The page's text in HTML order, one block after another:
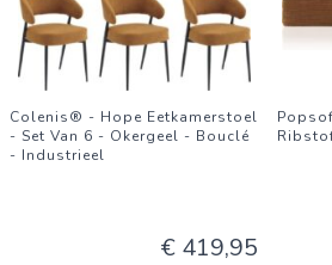
Colenis® - Hope Eetkamerstoel
- Set Van 6 - Okergeel - Bouclé
- Industrieel
€ 419,95